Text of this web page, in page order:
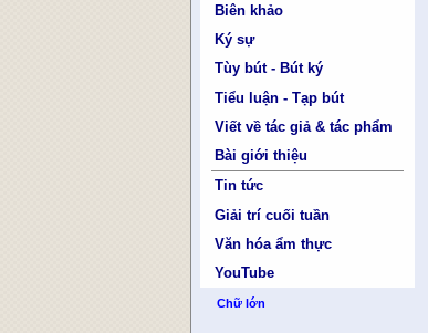
Biên khảo
Ký sự
Tùy bút - Bút ký
Tiểu luận - Tạp bút
Viết về tác giả & tác phẩm
Bài giới thiệu
Tin tức
Giải trí cuối tuần
Văn hóa ẩm thực
YouTube
Chữ lớn